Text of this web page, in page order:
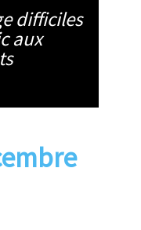
difficiles
aux